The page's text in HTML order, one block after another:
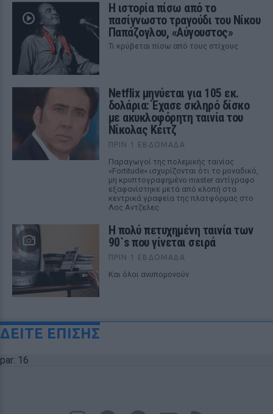
Η ιστορία πίσω από το
πασίγνωστο τραγούδι του Νίκου
Παπάζογλου, «Αύγουστος»
Τι κρύβεται πίσω από τους στίχους
Netflix μηνύεται για 105 εκ.
δολάρια: Έχασε σκληρό δίσκο
με ακυκλοφόρητη ταινία του
Νίκολας Κέιτζ
ΠΡΙΝ 1 ΕΒΔΟΜΆΔΑ
Παραγωγοί της πολεμικής ταινίας
«Fortitude» ισχυρίζονται ότι το μοναδικό,
μη κρυπτογραφημένο master αντίγραφο
εξαφανίστηκε μετά από κλοπή στα
κεντρικά γραφεία της πλατφόρμας στο
Λος Αντζελες.
Η πολύ πετυχημένη ταινία των
90`s που γίνεται σειρά
ΠΡΙΝ 1 ΕΒΔΟΜΆΔΑ
Και όλοι ανυπομονούν
ΔΕΙΤΕ ΕΠΙΣΗΣ
par: 16